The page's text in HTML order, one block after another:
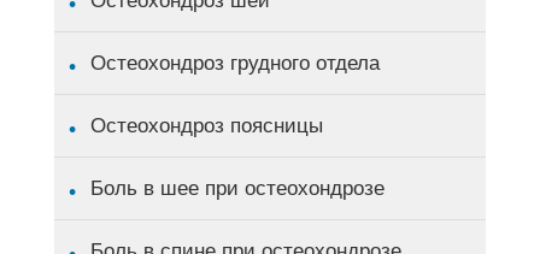
Остеохондроз грудного отдела
Остеохондроз поясницы
Боль в шее при остеохондрозе